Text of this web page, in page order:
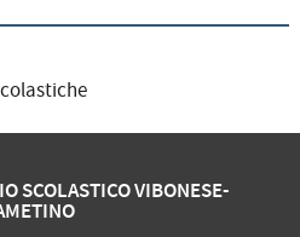
SCOLASTICO VIBONESE-